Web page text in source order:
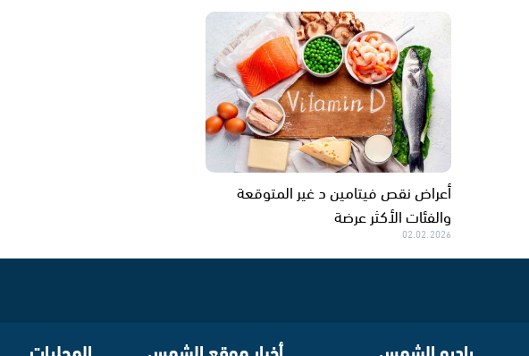
أعراض نقص فيتامين د غير المتوقعة
والفئات الأكثر عرضة
02.02.2026